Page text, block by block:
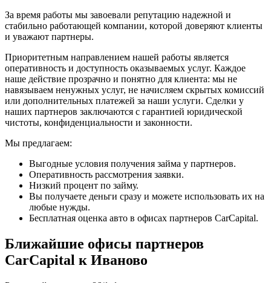
За время работы мы завоевали репутацию надежной и
стабильно работающей компании, которой доверяют клиенты
и уважают партнеры.
Приоритетным направлением нашей работы является
оперативность и доступность оказываемых услуг. Каждое
наше действие прозрачно и понятно для клиента: мы не
навязываем ненужных услуг, не начисляем скрытых комиссий
или дополнительных платежей за наши услуги. Сделки у
наших партнеров заключаются с гарантией юридической
чистоты, конфиденциальности и законности.
Мы предлагаем:
Выгодные условия получения займа у партнеров.
Оперативность рассмотрения заявки.
Низкий процент по займу.
Вы получаете деньги сразу и можете использовать их на
любые нужды.
Бесплатная оценка авто в офисах партнеров CarCapital.
Ближайшие офисы партнеров
CarCapital к Иваново